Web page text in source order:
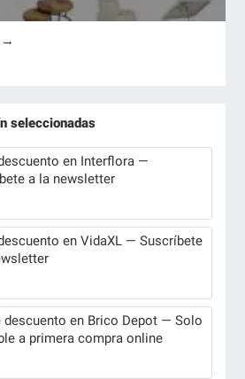
→
seleccionadas
en Interflora —
a la newsletter
en VidaXL — Suscríbete
descuento en Brico Depot — Solo
a primera compra online